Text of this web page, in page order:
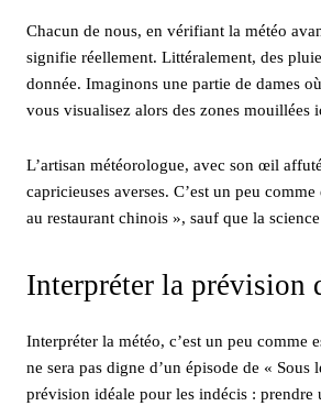
Chacun de nous, en vérifiant la météo
signifie réellement. Littéralement, des
donnée. Imaginons une partie de dames
vous visualisez alors des zones mouillées
L’artisan météorologue, avec son œil
capricieuses averses. C’est un peu
au restaurant chinois », sauf que la
Interpréter la prévision
Interpréter la météo, c’est un peu
ne sera pas digne d’un épisode de «
prévision idéale pour les indécis : prendre